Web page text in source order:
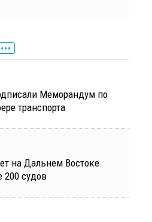
Меморандум по
транспорта
на Дальнем Востоке
200 судов